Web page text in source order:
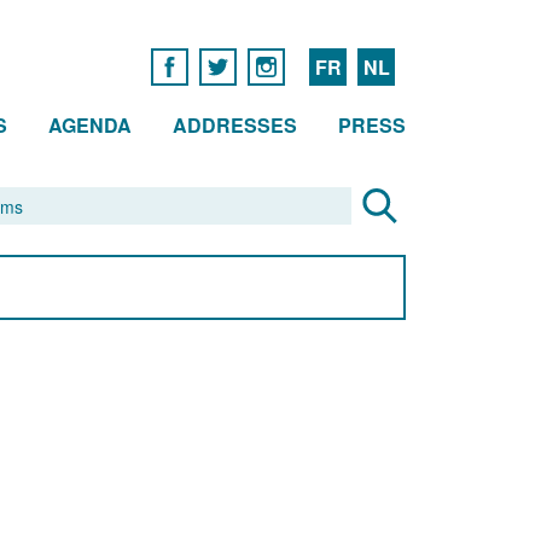
FR NL
AGENDA ADDRESSES PRESS